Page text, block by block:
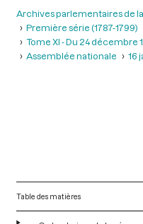
Archives parlementaires de
Première série (1787-1799)
Tome XI - Du 24 décembre
Assemblée nationale
16
Table des matières